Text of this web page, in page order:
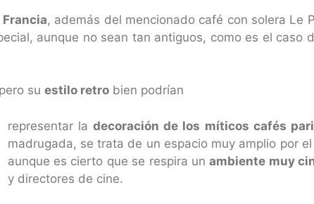
Francia, además del mencionado café con solera Le
aunque no sean tan antiguos, como es el caso
su estilo retro bien podrían
representar la decoración de los míticos cafés
madrugada, se trata de un espacio muy amplio por el
aunque es cierto que se respira unambiente muy
y directores de cine.